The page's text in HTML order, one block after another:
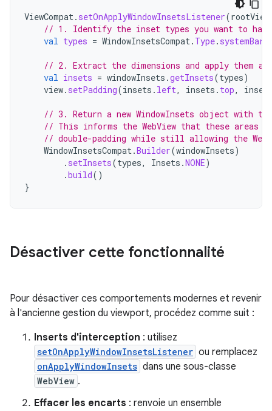
ViewCompat. setOnApplyWindowInsetsListener(rootView
// 1. Identify the inset types you want to
val types = WindowInsetsCompat. Type. systemBars
// 2. Extract the dimensions and apply them
val insets = windowInsets .getInsets(types)
view. setPadding(insets . left, insets . top,
// 3. Return a new WindowInsets object with
// This informs the WebView that these areas
// double-padding while still allowing the
WindowInsetsCompat.Builder(windowInsets)
. setInsets(types, Insets .NONE)
.build()
}
Désactiver cette fonctionnalité
Pour désactiver ces comportements modernes et revenir
à l'ancienne gestion du viewport, procédez comme suit :
Inserts d'interception : utilisez
setOnApplyWindowInsetsListener ou remplacez
onApplyWindowInsets dans une sous-classe
WebView .
Effacer les encarts : renvoie un ensemble